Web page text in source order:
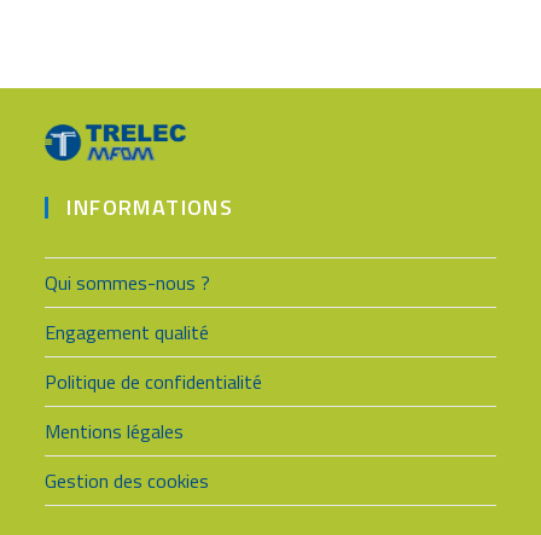
INFORMATIONS
Qui sommes-nous ?
Engagement qualité
Politique de confidentialité
Mentions légales
Gestion des cookies